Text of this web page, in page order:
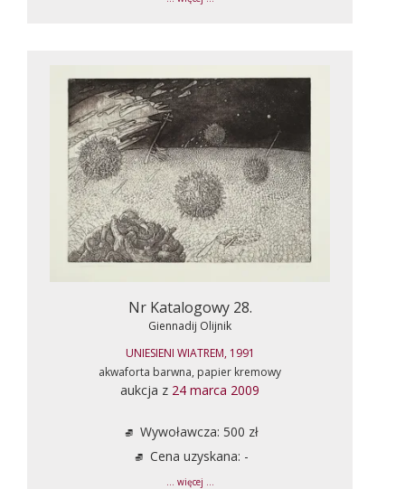
Nr Katalogowy 28.
Giennadij Olijnik
UNIESIENI WIATREM, 1991
akwaforta barwna, papier kremowy
aukcja z 24 marca 2009
Wywoławcza: 500 zł
Cena uzyskana: -
... więcej ...